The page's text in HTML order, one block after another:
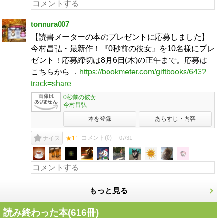
tonnura007
【読書メーターの本のプレゼントに応募しました】
今村昌弘・最新作！『0秒前の彼女』を10名様にプレ
ゼント！応募締切は8月6日(木)の正午まで。応募は
こちらから→ https://bookmeter.com/giftbooks/643?
track=share
0秒前の彼女
今村昌弘
本を登録 あらすじ・内容
ナイス ★11 コメント(0) 07/31
もっと見る
読み終わった本(616冊)